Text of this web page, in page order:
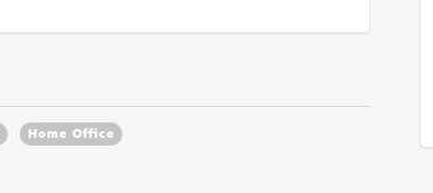
Home Office